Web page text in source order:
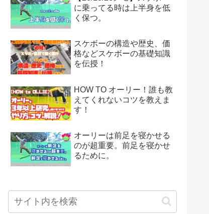
に乗ってる時は上半身を低
く保つ。
スケボーの構造や歴史、価
格などスケボーの基礎知識
を伝授！
HOW TO オーリー！誰も教
えてくれないコツを教えま
す！
オーリーは前足を寝かせる
のが超重要。前足を寝かせ
るために。